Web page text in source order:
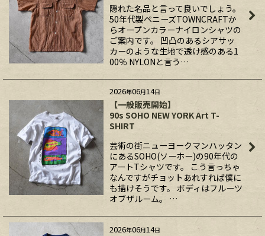
隠れた名品と言って良いでしょう。
50年代製ペニーズTOWNCRAFTか
らオープンカラーナイロンシャツの
ご案内です。 凹凸のあるシアサッ
カーのような生地で透け感のある1
00％ NYLONと言う…
2026年06月14日
【一般販売開始】
90s SOHO NEW YORK Art T-
SHIRT
芸術の街ニューヨークマンハッタン
にあるSOHO(ソーホー)の90年代の
アートTシャツです。 こう言っちゃ
なんですがチョットあれすれば僕に
も描けそうです。 ボディはフルーツ
オブザルーム。 …
2026年06月14日